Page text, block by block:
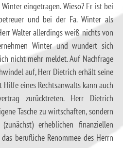
eingetragen. Wieso? Er ist bei
und bei der Fa. Winter als
Walter allerdings weiß nichts von
Winter und wundert sich
nicht mehr meldet. Auf Nachfrage
auf, Herr Dietrich erhält seine
Hilfe eines Rechtsanwalts kann auch
zurücktreten. Herr Dietrich
Tasche zu wirtschaften, sondern
erheblichen finanziellen
berufliche Renommee des Herrn